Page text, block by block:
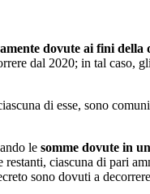
dovute ai fini della
dal 2020; in tal caso,
di esse, sono
le somme dovute in
ciascuna di pari
sono dovuti a